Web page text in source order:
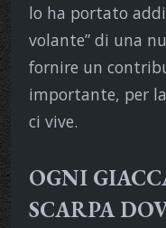
lo ha portato
volante” di una
fornire un
importante, per
ci vive.
OGNI
SCARPA